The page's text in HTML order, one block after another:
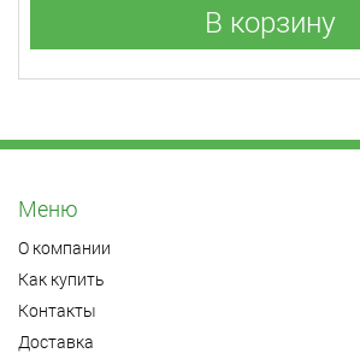
В корзину
Меню
О компании
Как купить
Контакты
Доставка